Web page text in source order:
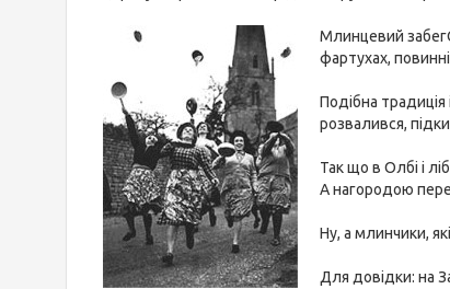
Млинцевий
фартухах,
Подібна
розвалився,
Так що в Олбі і
А нагородою
Ну, а млинчики,
Для довідки: на